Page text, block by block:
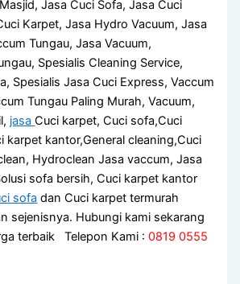
Jasa Cuci Sofa, Jasa Cuci
Karpet, Jasa Hydro Vacuum, Jasa
Tungau, Jasa Vacuum,
Spesialis Cleaning Service,
Spesialis Jasa Cuci Express, Vaccum
Tungau Paling Murah, Vacuum,
jasaCuci karpet, Cuci sofa,Cuci
karpet kantor,General cleaning,Cuci
Hydroclean Jasa vaccum, Jasa
sofa bersih, Cuci karpet kantor
sofa dan Cuci karpet termurah
sejenisnya. Hubungi kami sekarang
terbaik Telepon Kami :0819 0555